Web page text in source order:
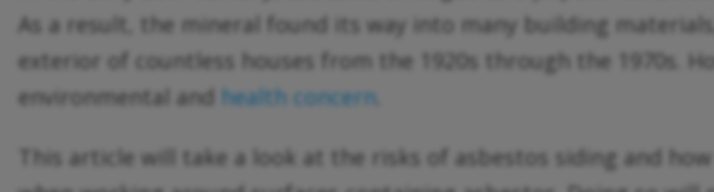
As a result, the mineral found its way into many building
exterior of countless houses from the 1920s through the 1970s.
environmental and health concern
This article will take a look at the risks of asbestos siding and